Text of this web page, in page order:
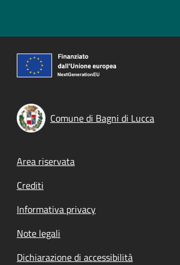
Comune di Bagni di Lucca
Footer menu
Area riservata
Crediti
Informativa privacy
Note legali
Dichiarazione di accessibilità